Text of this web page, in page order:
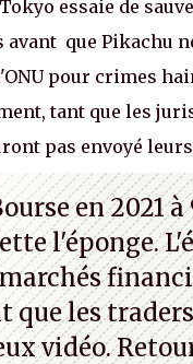
essaie de
avant que Pikachu
pour crimes
tant que les
pas envoyé
pour distribuer
bras, l'Oncle Sam
intellectuelle
P.
en 2021 à
l'éponge.
que les
vidéo.